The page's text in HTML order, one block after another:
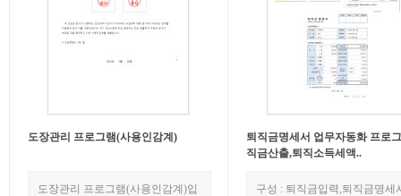
도장관리 프로그램(사용인감계)
도장관리 프로그램(사용인감계)입
퇴직금명세서 업무자동화 프로
직금산출,퇴직소득세액..
구성 : 퇴직금입력,퇴직금명세